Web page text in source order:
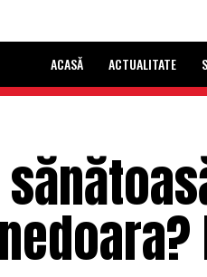
ACASĂ ACTUALITATE